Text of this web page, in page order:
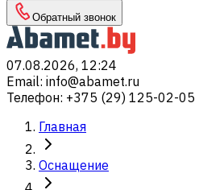
Обратный звонок
07.08.2026, 12:24
Email: info@abamet.ru
Телефон: +375 (29) 125-02-05
Главная
Оснащение